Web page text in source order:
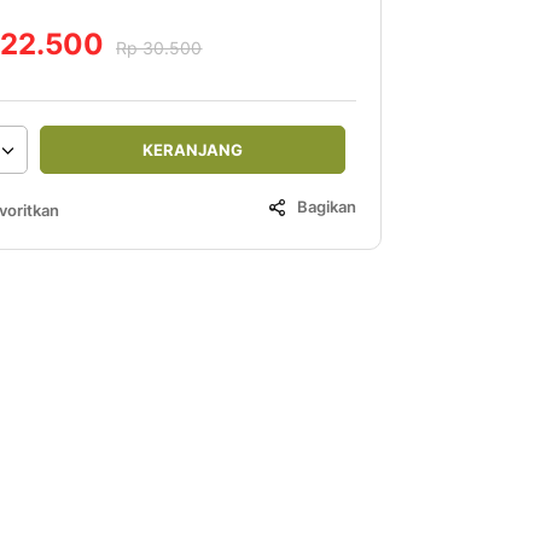
Bagikan
Rp 30.500
KERANJANG